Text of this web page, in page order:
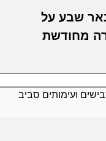
שבע על
מחודשת